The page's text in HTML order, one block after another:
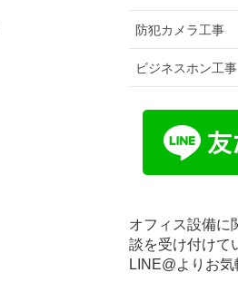
防犯カメラ工事
ビジネスホン工事
オフィス設備に
談を受け付けて
LINE@よりお気